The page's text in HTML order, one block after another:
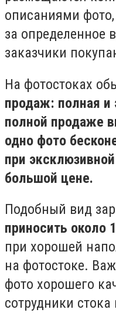
описаниями
за определенное
заказчики
На фотостоках
продаж: полная и
полной продаже
одно фото
при
большой цене.
Подобный вид
приносить около
при хорошей
на фотостоке.
фото хорошего
сотрудники